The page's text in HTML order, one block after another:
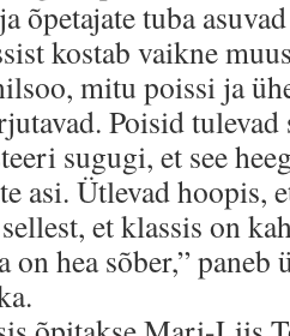
õpetajate tuba
kostab vaikne
mitu poissi ja
Poisid tulevad
sugugi, et see
asi. Ütlevad hoopis,
et klassis on
hea sõber,” paneb